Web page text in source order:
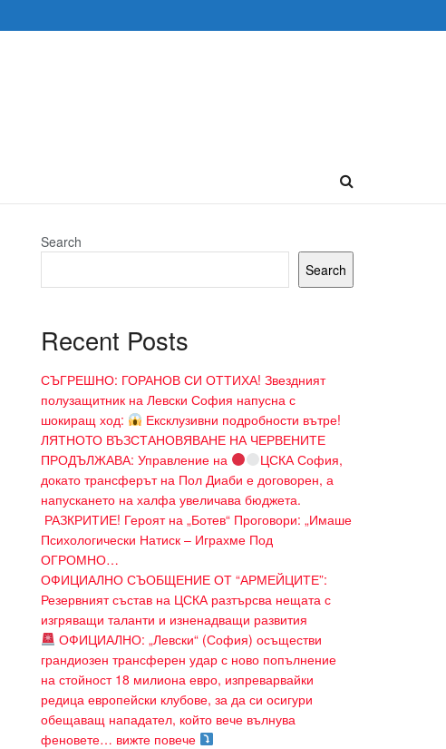
Search
Search
Recent Posts
СЪГРЕШНО: ГОРАНОВ СИ ОТТИХА! Звездният
полузащитник на Левски София напусна с
шокиращ ход:
Ексклузивни подробности вътре!
ЛЯТНОТО ВЪЗСТАНОВЯВАНЕ НА ЧЕРВЕНИТЕ
ПРОДЪЛЖАВА: Управление на
ЦСКА София,
докато трансферът на Пол Диаби е договорен, а
напускането на халфа увеличава бюджета.
​ РАЗКРИТИЕ! Героят на „Ботев“ Проговори: „Имаше
Психологически Натиск – Играхме Под
ОГРОМНО…
ОФИЦИАЛНО СЪОБЩЕНИЕ ОТ “АРМЕЙЦИТЕ”:
Резервният състав на ЦСКА разтърсва нещата с
изгряващи таланти и изненадващи развития
ОФИЦИАЛНО: „Левски“ (София) осъществи
грандиозен трансферен удар с ново попълнение
на стойност 18 милиона евро, изпреварвайки
редица европейски клубове, за да си осигури
обещаващ нападател, който вече вълнува
феновете… вижте повече